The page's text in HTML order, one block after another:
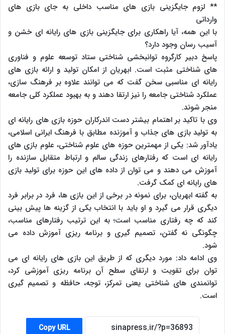
** لزوم جایگزینی بازی های مناسب داخلی به جای بازی های
وارداتی
با این همه، آیا راهکاری برای جایگزینی بازی های رایانه ای خشن و
آسیب رسان وجود دارد؟
پاسخ دبیر کارگروه توانبخشی شناختی ستاد توسعه علوم و فناوری
های شناختی مثبت است. ابهریان از امکان تولید و ارائه بازی های
رایانه ای مناسبی سخن گفت که می توانند علاوه بر فرهنگ سازی،
عملکرد شناختی جامعه را نیز ارتقا دهند و به بهبود عملکرد کلی جامعه
منجر شوند.
وی با تاکید بر اهتمام بیشتر دست اندرکاران حوزه بازی های رایانه ای
به تولید بازی های جذاب و آموزنده مطابق با فرهنگ ایرانی اسلامی،
یادآور شد: یکی از مهمترین حوزه های علوم شناختی، علوم بازی های
رایانه ای است که رفتارهای زندگی سالم و ارتباط متقابل سازنده را
آموزش می دهند و می توان از داده های این حوزه برای تولید بازی
های رایانه ای کمک گرفت.
به گفته ابهریان، برای نمونه در برخی از این بازی ها، فرد در برابر فرد
دیگری قرار می گیرد و او باید با انتخاب یکی از گزینه ها پیش بینی
کند که چه رفتاری مناسب است؛ به این ترتیب رفتارهای مناسب،
چگونگی نه گفتن، تصمیم گیری و برنامه ریزی آموزش داده می
شود.
وی ادامه داد: مورد دیگری که از طریق این بازی های رایانه ای می
توان برای تقویت و ارتقای سطح آن برنامه ریزی آموزشی کرد،
توانمندی های شناختی یعنی تمرکز، توجه، حافظه و تصمیم گیری
است.
Copy URL